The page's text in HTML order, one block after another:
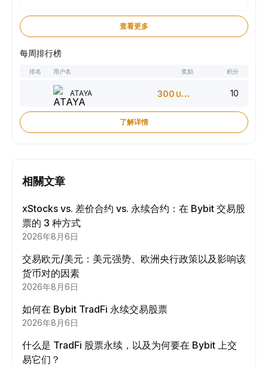
查看更多
每周排行榜
排名 用户名 奖励 积分
ATAYA 300 USDT 10
了解详情
相關文章
xStocks vs. 差价合约 vs. 永续合约：在 Bybit 交易股
票的 3 种方式
2026年8月6日
交易欧元/美元：美元强势、欧洲央行政策以及影响该
货币对的因素
2026年8月6日
如何在 Bybit TradFi 永续交易股票
2026年8月6日
什么是 TradFi 股票永续，以及为何要在 Bybit 上交
易它们？